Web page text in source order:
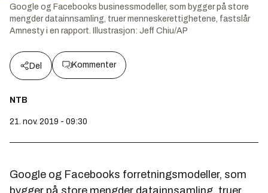
Google og Facebooks businessmodeller, som bygger på store
mengder datainnsamling, truer menneskerettighetene, fastslår
Amnesty i en rapport.
Illustrasjon: Jeff Chiu/AP
Del Kommenter
NTB
21. nov. 2019 - 09:30
Google og Facebooks forretningsmodeller, som